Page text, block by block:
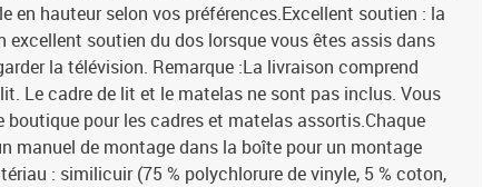
en hauteur selon vos préférences.Excellent soutien : la
excellent soutien du dos lorsque vous êtes assis dans
la télévision. Remarque :La livraison comprend
Le cadre de lit et le matelas ne sont pas inclus. Vous
boutique pour les cadres et matelas assortis.Chaque
manuel de montage dans la boîte pour un montage
: similicuir (75 % polychlorure de vinyle, 5 % coton,